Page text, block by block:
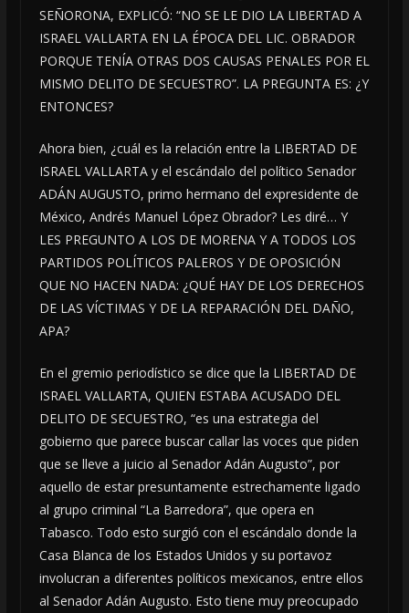
SEÑORONA, EXPLICÓ: “NO SE LE DIO LA LIBERTAD A
ISRAEL VALLARTA EN LA ÉPOCA DEL LIC. OBRADOR
PORQUE TENÍA OTRAS DOS CAUSAS PENALES POR EL
MISMO DELITO DE SECUESTRO”. LA PREGUNTA ES: ¿Y
ENTONCES?
Ahora bien, ¿cuál es la relación entre la LIBERTAD DE
ISRAEL VALLARTA y el escándalo del político Senador
ADÁN AUGUSTO, primo hermano del expresidente de
México, Andrés Manuel López Obrador? Les diré… Y
LES PREGUNTO A LOS DE MORENA Y A TODOS LOS
PARTIDOS POLÍTICOS PALEROS Y DE OPOSICIÓN
QUE NO HACEN NADA: ¿QUÉ HAY DE LOS DERECHOS
DE LAS VÍCTIMAS Y DE LA REPARACIÓN DEL DAÑO,
APA?
En el gremio periodístico se dice que la LIBERTAD DE
ISRAEL VALLARTA, QUIEN ESTABA ACUSADO DEL
DELITO DE SECUESTRO, “es una estrategia del
gobierno que parece buscar callar las voces que piden
que se lleve a juicio al Senador Adán Augusto”, por
aquello de estar presuntamente estrechamente ligado
al grupo criminal “La Barredora”, que opera en
Tabasco. Todo esto surgió con el escándalo donde la
Casa Blanca de los Estados Unidos y su portavoz
involucran a diferentes políticos mexicanos, entre ellos
al Senador Adán Augusto. Esto tiene muy preocupado